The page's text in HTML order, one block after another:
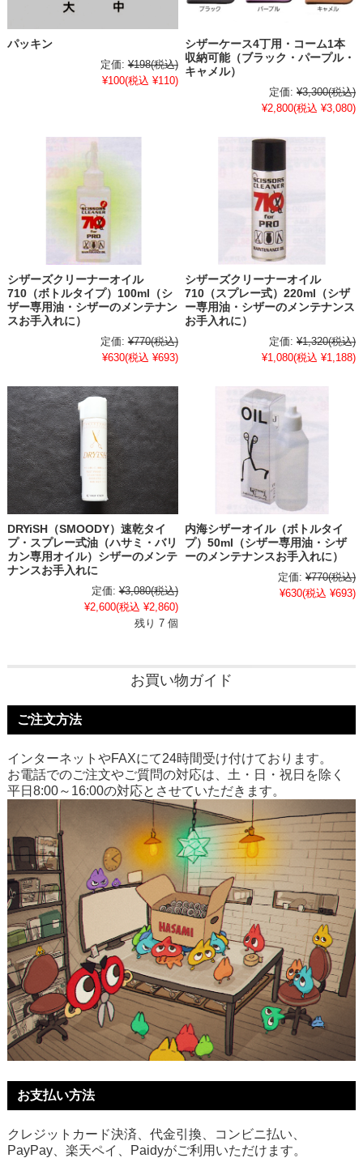
パッキン
定価: ¥198(税込)
¥100(税込 ¥110)
シザーケース4丁用・コーム1本
収納可能（ブラック・パープル・
キャメル）
定価: ¥3,300(税込)
¥2,800(税込 ¥3,080)
シザーズクリーナーオイル
710（ボトルタイプ）100ml（シ
ザー専用油・シザーのメンテナン
スお手入れに）
定価: ¥770(税込)
¥630(税込 ¥693)
シザーズクリーナーオイル
710（スプレー式）220ml（シザ
ー専用油・シザーのメンテナンス
お手入れに）
定価: ¥1,320(税込)
¥1,080(税込 ¥1,188)
DRYiSH（SMOODY）速乾タイ
プ・スプレー式油（ハサミ・バリ
カン専用オイル）シザーのメンテ
ナンスお手入れに
定価: ¥3,080(税込)
¥2,600(税込 ¥2,860)
残り 7 個
内海シザーオイル（ボトルタイ
プ）50ml（シザー専用油・シザ
ーのメンテナンスお手入れに）
定価: ¥770(税込)
¥630(税込 ¥693)
お買い物ガイド
ご注文方法
インターネットやFAXにて24時間受け付けております。
お電話でのご注文やご質問の対応は、土・日・祝日を除く
平日8:00～16:00の対応とさせていただきます。
お支払い方法
クレジットカード決済、代金引換、コンビニ払い、
PayPay、楽天ペイ、Paidyがご利用いただけます。